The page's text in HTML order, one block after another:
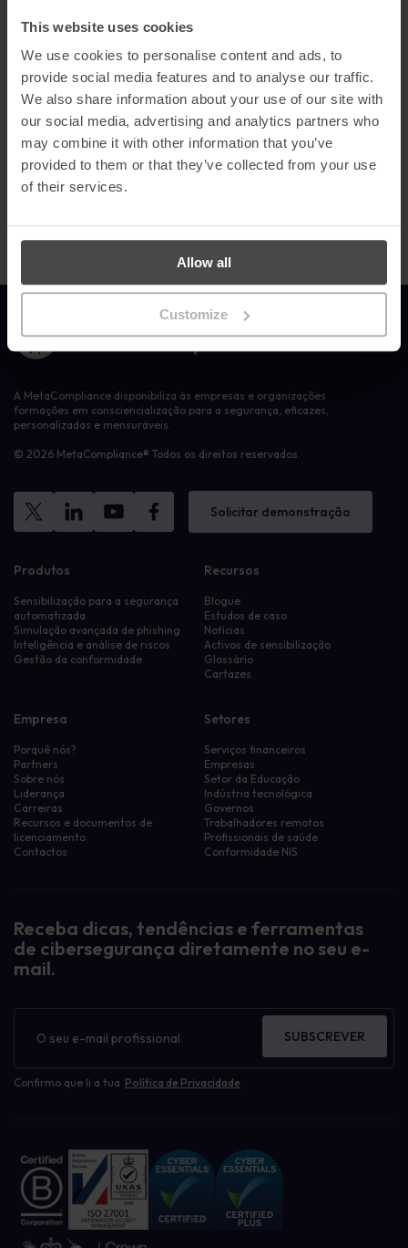
This website uses cookies
We use cookies to personalise content and ads, to
provide social media features and to analyse our traffic.
We also share information about your use of our site with
our social media, advertising and analytics partners who
may combine it with other information that you’ve
provided to them or that they’ve collected from your use
of their services.
Allow all
Customize
MetaCompliance como um interveniente de confiança na
indústria.
Para saber o que os utilizadores do G2 estão a dizer sobre o
MetaCompliance ou para publicar um comentário, clicaaqui.
hoje mesmo para saberes como a nossa
formação personalizada de sensibilização para a segurança
pode conduzir a mudanças comportamentais significativas e
fazer da cibersegurança uma prioridade para os teus
A MetaCompliance disponibiliza às empresas e organizações
formações em consciencialização para a segurança, eficazes,
personalizadas e mensuráveis.
© 2026 MetaCompliance® Todos os direitos reservados.
Solicitar demonstração
Produtos
Sensibilização para a segurança
automatizada
Simulação avançada de phishing
Inteligência e análise de riscos
Gestão da conformidade
Recursos
Blogue
Estudos de caso
Notícias
Activos de sensibilização
Glossário
Cartazes
Empresa
Porquê nós?
Partners
Sobre nós
Liderança
Carreiras
Recursos e documentos de
licenciamento
Contactos
Setores
Serviços financeiros
Empresas
Setor da Educação
Indústria tecnológica
Governos
Trabalhadores remotos
Profissionais de saúde
Conformidade NIS
Receba dicas, tendências e ferramentas
de cibersegurança diretamente no seu e-
mail.
informativo
Confirmo que li a tua Política de Privacidade
SUBSCREVER